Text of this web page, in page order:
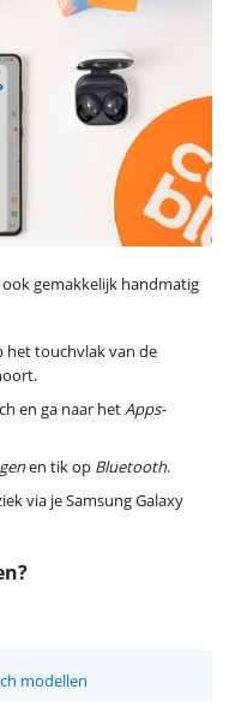
ook gemakkelijk handmatig
het touchvlak van de
en ga naar hetApps-
en tik op Bluetooth.
via je Samsung Galaxy
modellen